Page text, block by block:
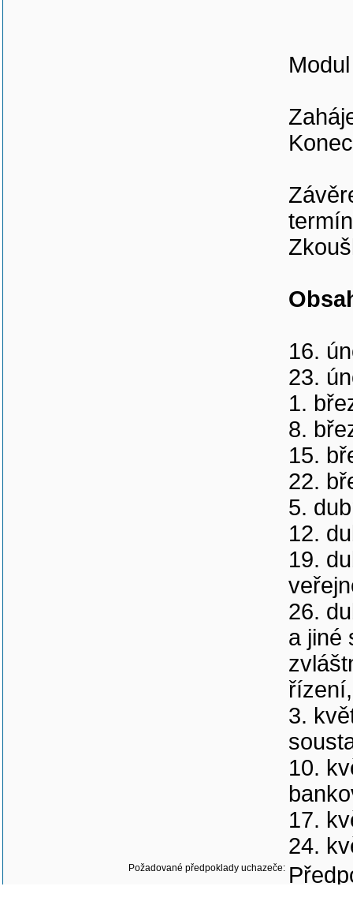
16.
23.
1.
8.
15.
22.
5.
12.
19.
26.
a jiné
3.
10.
17.
24.
Požadované předpoklady uchazeče: